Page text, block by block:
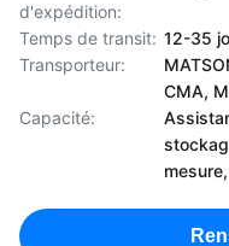
d'expédition:
Temps de transit: 12-35
Transporteur:
CMA,
Capacité: